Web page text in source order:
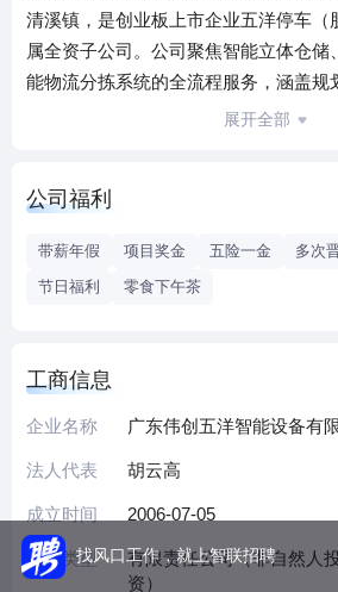
清溪镇，是创业板上市企业五洋停车（
属全资子公司。公司聚焦智能立体仓储
能物流分拣系统的全流程服务，涵盖规
安装调试及售后等环节，同时提供相关
心与广东省博士工作站，获评国家知识
处，已为华为、比亚迪、京东、顺丰等
展开全部
公司福利
带薪年假 项目奖金 五险一金 多次
节日福利
零食下午茶
工商信息
企业名称 广东伟创五洋智能设备有
法人代表 胡云高
成立时间 2006-07-05
企业类型
有限责任公司（非自然人
资）
找风口工作，就上智联招聘